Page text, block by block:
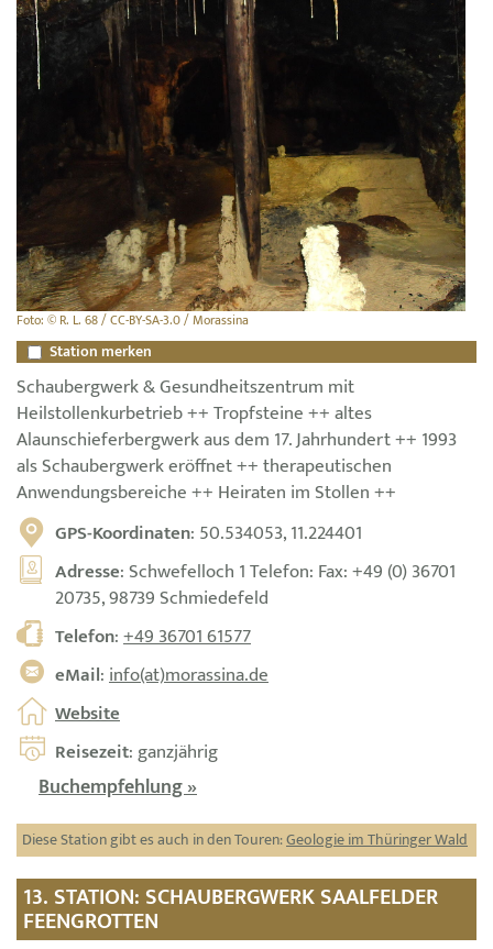
Foto: © R. L. 68 / CC-BY-SA-3.0 / Morassina
Station merken
Schaubergwerk & Gesundheitszentrum mit
Heilstollenkurbetrieb ++ Tropfsteine ++ altes
Alaunschieferbergwerk aus dem 17. Jahrhundert ++ 1993
als Schaubergwerk eröffnet ++ therapeutischen
Anwendungsbereiche ++ Heiraten im Stollen ++
GPS-Koordinaten: 50.534053, 11.224401
Adresse: Schwefelloch 1 Telefon: Fax: +49 (0) 36701
20735, 98739 Schmiedefeld
Telefon:+49 36701 61577
eMail:info(at)morassina.de
Website
Reisezeit: ganzjährig
Buchempfehlung »
Diese Station gibt es auch in den Touren:Geologie im Thüringer Wald
13. STATION: SCHAUBERGWERK SAALFELDER
FEENGROTTEN